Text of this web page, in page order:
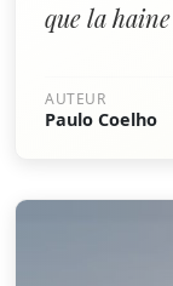
que la
AUTEUR
Paulo Coelho